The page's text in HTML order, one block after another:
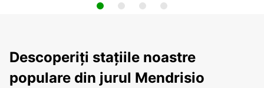
Descoperiți stațiile noastre
populare din jurul Mendrisio